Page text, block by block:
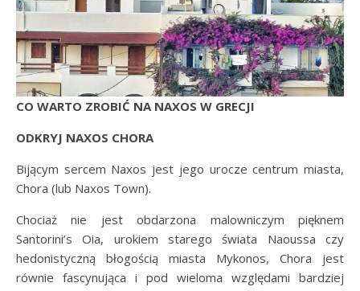
CO WARTO ZROBIĆ NA NAXOS W GRECJI
ODKRYJ NAXOS CHORA
Bijącym sercem Naxos jest jego urocze centrum miasta,
Chora (lub Naxos Town).
Chociaż nie jest obdarzona malowniczym pięknem
Santorini’s Oia, urokiem starego świata Naoussa czy
hedonistyczną błogością miasta Mykonos, Chora jest
równie fascynująca i pod wieloma względami bardziej